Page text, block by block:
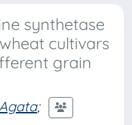
synthetase
cultivars
grain
;